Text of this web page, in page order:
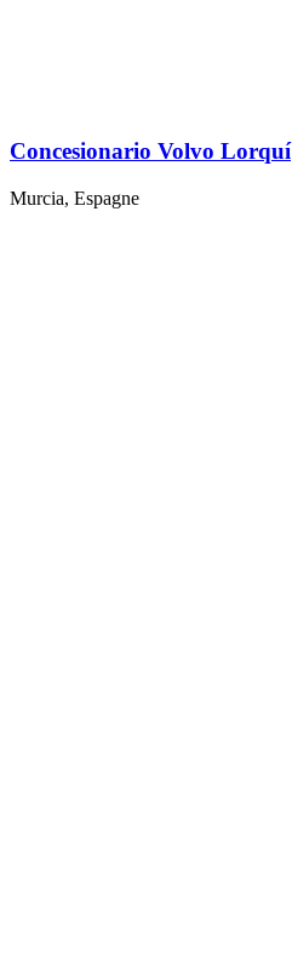
Concesionario Volvo Lorquí
Murcia, Espagne